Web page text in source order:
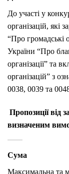
До участі у
організацій, які
“Про громадські
України “Про
організації” та
організацій” з
0038, 0039 та
Пропозиції від
визначеним
Сума
Максимальна та